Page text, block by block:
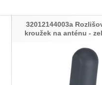
32012144003a
kroužek na anténu -